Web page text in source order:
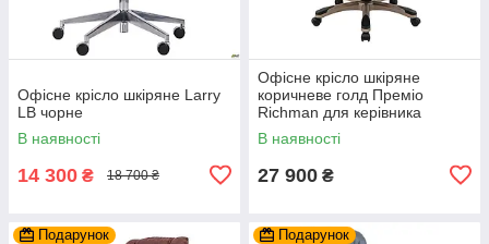
Офісне крісло шкіряне Larry
LB чорне
В наявності
14 300 ₴ 18 700 ₴
Офісне крісло шкіряне
коричневе голд Преміо
Richman для керівника
В наявності
27 900 ₴
Подарунок Подарунок